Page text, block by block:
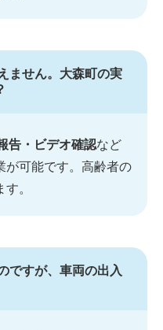
ません。大森町の実
告・ビデオ確認など
が可能です。高齢者の
。
ですが、車両の出入